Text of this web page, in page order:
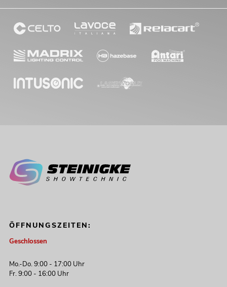
ÖFFNUNGSZEITEN:
Geschlossen
Mo.-Do. 9:00 - 17:00 Uhr
Fr. 9:00 - 16:00 Uhr